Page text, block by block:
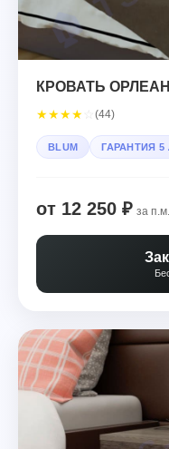
КРОВАТЬ ОРЛЕАН
★★★★ (44)
BLUM ГАРАНТИЯ 5
от 12 250 ₽ за п.м.